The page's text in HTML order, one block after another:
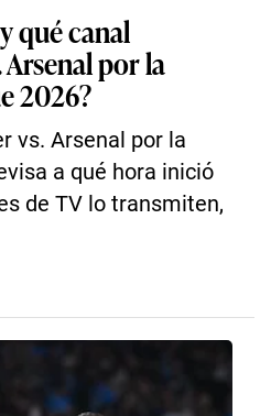
qué canal
por la
2026?
vs. Arsenal por la
a qué hora inició
de TV lo transmiten,